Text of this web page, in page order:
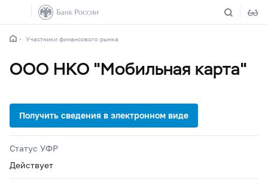
Участники финансового рынка
ООО НКО "Мобильная карта"
Статус УФР
Действует